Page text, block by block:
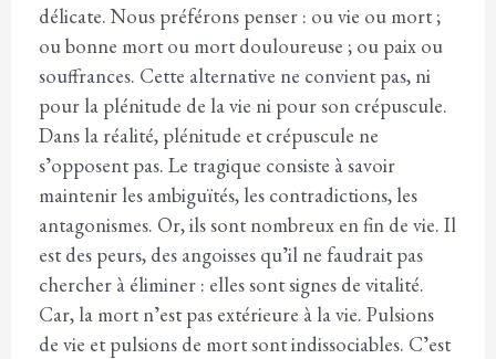
délicate. Nous préférons penser : ou vie ou mort ;
ou bonne mort ou mort douloureuse ; ou paix ou
souffrances. Cette alternative ne convient pas, ni
pour la plénitude de la vie ni pour son crépuscule.
Dans la réalité, plénitude et crépuscule ne
sʼopposent pas. Le tragique consiste à savoir
maintenir les ambiguïtés, les contradictions, les
antagonismes. Or, ils sont nombreux en fin de vie. Il
est des peurs, des angoisses quʼil ne faudrait pas
chercher à éliminer : elles sont signes de vitalité.
Car, la mort nʼest pas extérieure à la vie. Pulsions
de vie et pulsions de mort sont indissociables. Cʼest